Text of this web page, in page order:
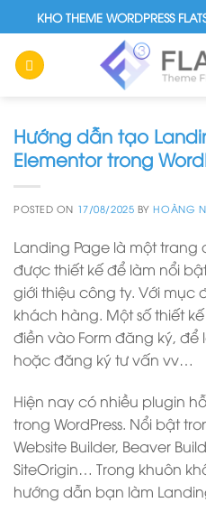
to
content
KHO THEME WORDPRESS
Hướng dẫn tạo
Elementor trong
POSTED ON 17/08/2025 BYHOÀNG
Landing Page là một trang
được thiết kế để làm nổi
giới thiệu công ty. Với mục
khách hàng. Một số thiết
điền vào Form đăng ký, để
hoặc đăng ký tư vấn vv…
Hiện nay có nhiều plugin
trong WordPress. Nổi bật
Website Builder, Beaver
SiteOrigin… Trong khuôn
hướng dẫn bạn làm